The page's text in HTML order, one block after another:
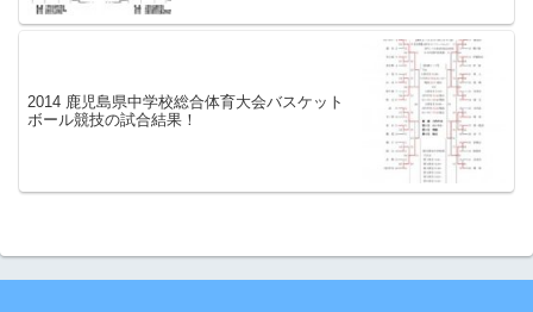
2014 鹿児島県中学校総合体育大会バスケット
ボール競技の試合結果！